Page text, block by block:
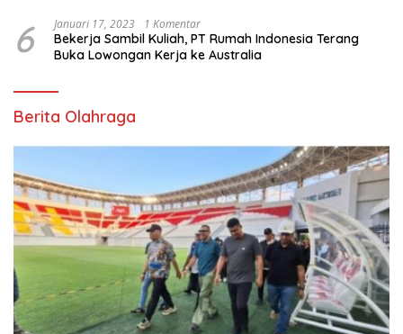
6 Januari 17, 2023 1 Komentar
Bekerja Sambil Kuliah, PT Rumah Indonesia Terang
Buka Lowongan Kerja ke Australia
Berita Olahraga